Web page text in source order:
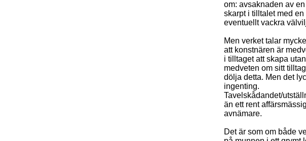
om: avsaknaden av
skarpt i tilltalet med
eventuellt vackra
Men verket talar
att konstnären är
i tilltaget att skapa
medveten om sitt
dölja detta. Men det
ingenting.
Tavelskådandet/
än ett rent
avnämare.
Det är som om både